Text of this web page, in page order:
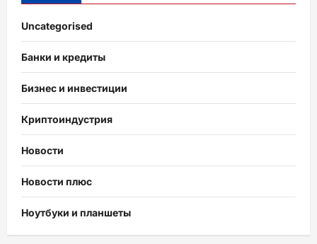
Uncategorised
Банки и кредиты
Бизнес и инвестиции
Криптоиндустрия
Новости
Новости плюс
Ноутбуки и планшеты